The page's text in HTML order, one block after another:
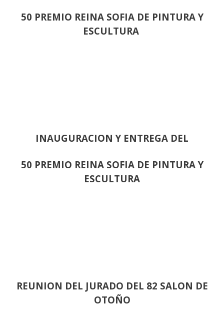
50 PREMIO REINA SOFIA DE PINTURA Y
ESCULTURA
INAUGURACION Y ENTREGA DEL
50 PREMIO REINA SOFIA DE PINTURA Y
ESCULTURA
REUNION DEL JURADO DEL 82 SALON DE
OTOÑO